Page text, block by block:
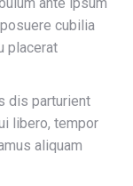
cubilia
placerat
dis parturient
libero, tempor
aliquam